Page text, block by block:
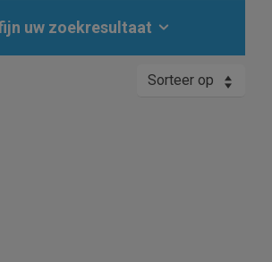
uw zoekresultaat
Sorteer op